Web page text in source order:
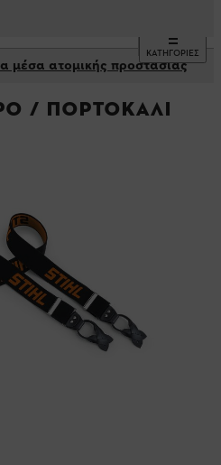
ΚΑΤΗΓΟΡΙΕΣ
μέσα ατομικής προστασίας
/ πορτοκαλί